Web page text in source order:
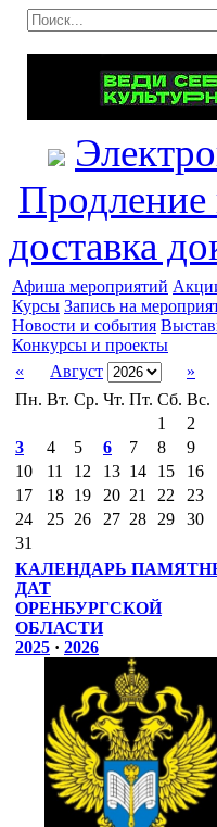
Продление
доставка
Афиша мероприятий
Курсы Запись на
Новости и события
Конкурсы и проекты
«
Август
»
Пн. Вт. Ср. Чт. Пт. Сб. Вс.
1
2
3
4 5 6 7 8
9
10
11 12 13 14 15
16
17
18 19 20 21 22
23
24
25 26 27 28 29
30
31
КАЛЕНДАРЬ
ДАТ
ОРЕНБУРГСКОЙ
ОБЛАСТИ
2025 · 2026